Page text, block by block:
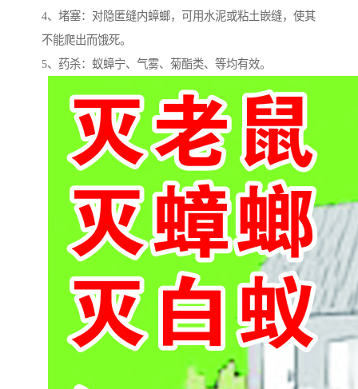
4、堵塞：对隐匿缝内蟑螂，可用水泥或粘土嵌缝，使其
不能爬出而饿死。
5、药杀：蚁蟑宁、气雾、菊酯类、等均有效。